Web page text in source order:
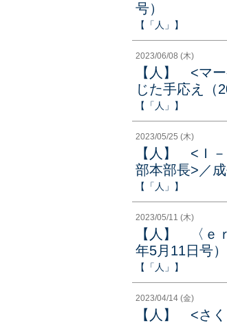
号）
【「人」】
2023/06/08 (木)
【人】 <マ
じた手応え（
【「人」】
2023/05/25 (木)
【人】 <Ｉ
部本部長>／
【「人」】
2023/05/11 (木)
【人】 〈ｅ
年5月11日号）
【「人」】
2023/04/14 (金)
【人】 <さ